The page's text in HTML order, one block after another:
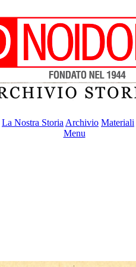
La Nostra Storia Archivio Materiali
Menu